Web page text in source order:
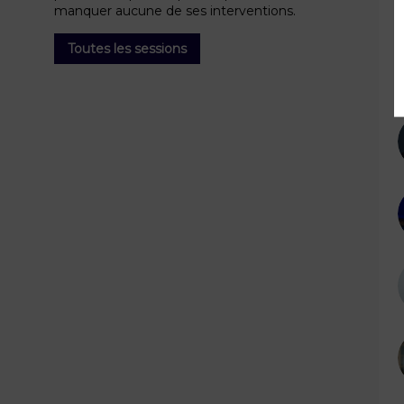
manquer aucune de ses interventions.
Toutes les sessions